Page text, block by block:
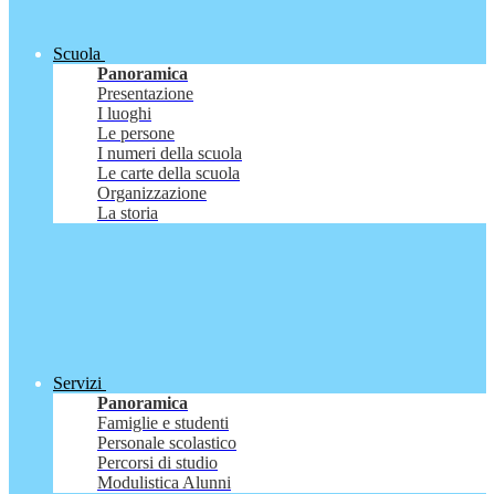
Scuola
Panoramica
Presentazione
I luoghi
Le persone
I numeri della scuola
Le carte della scuola
Organizzazione
La storia
Servizi
Panoramica
Famiglie e studenti
Personale scolastico
Percorsi di studio
Modulistica Alunni